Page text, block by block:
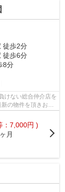
徒歩2分
徒歩6分
8分
けない総合仲介店を
の物件を頂きお客
：7,000円 )
月